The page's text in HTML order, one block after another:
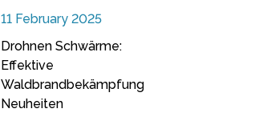
11 February 2025
Drohnen Schwärme:
Effektive
Waldbrandbekämpfung
Neuheiten